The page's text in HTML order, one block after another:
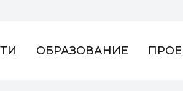
ОБРАЗОВАНИЕ